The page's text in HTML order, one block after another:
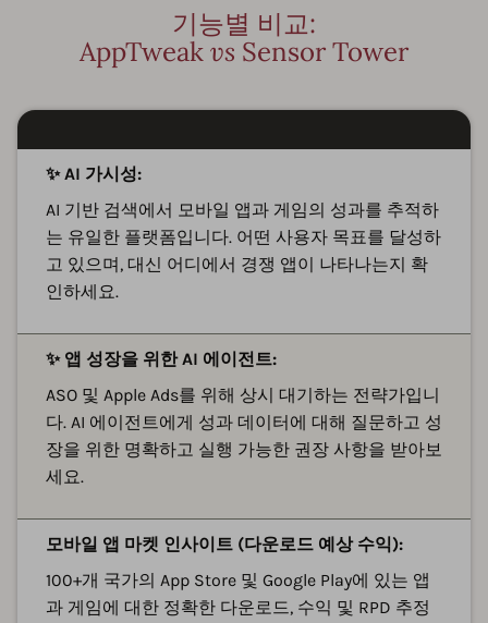
기능별 비교:
AppTweakvs Sensor Tower
✨ AI 가시성:
AI 기반 검색에서 모바일 앱과 게임의 성과를 추적하
는 유일한 플랫폼입니다. 어떤 사용자 목표를 달성하
고 있으며, 대신 어디에서 경쟁 앱이 나타나는지 확
인하세요.
✨ 앱 성장을 위한 AI 에이전트:
ASO 및 Apple Ads를 위해 상시 대기하는 전략가입니
다. AI 에이전트에게 성과 데이터에 대해 질문하고 성
장을 위한 명확하고 실행 가능한 권장 사항을 받아보
세요.
모바일 앱 마켓 인사이트 (다운로드 예상 수익):
100+개 국가의 App Store 및 Google Play에 있는 앱
과 게임에 대한 정확한 다운로드, 수익 및 RPD 추정